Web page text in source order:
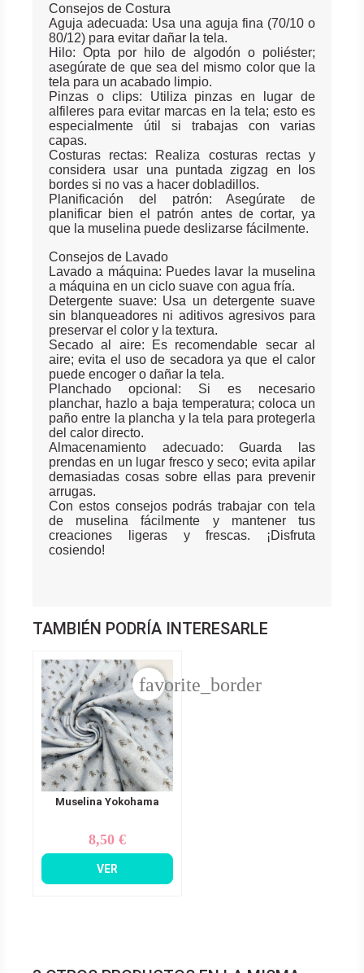
Consejos de Costura
Aguja adecuada: Usa una aguja fina (70/10 o
80/12) para evitar dañar la tela.
Hilo: Opta por hilo de algodón o poliéster;
asegúrate de que sea del mismo color que la
tela para un acabado limpio.
Pinzas o clips: Utiliza pinzas en lugar de
alfileres para evitar marcas en la tela; esto es
especialmente útil si trabajas con varias
capas.
Costuras rectas: Realiza costuras rectas y
considera usar una puntada zigzag en los
bordes si no vas a hacer dobladillos.
Planificación del patrón: Asegúrate de
planificar bien el patrón antes de cortar, ya
que la muselina puede deslizarse fácilmente.
Consejos de Lavado
Lavado a máquina: Puedes lavar la muselina
a máquina en un ciclo suave con agua fría.
Detergente suave: Usa un detergente suave
sin blanqueadores ni aditivos agresivos para
preservar el color y la textura.
Secado al aire: Es recomendable secar al
aire; evita el uso de secadora ya que el calor
puede encoger o dañar la tela.
Planchado opcional: Si es necesario
planchar, hazlo a baja temperatura; coloca un
paño entre la plancha y la tela para protegerla
del calor directo.
Almacenamiento adecuado: Guarda las
prendas en un lugar fresco y seco; evita apilar
demasiadas cosas sobre ellas para prevenir
arrugas.
Con estos consejos podrás trabajar con tela
de muselina fácilmente y mantener tus
creaciones ligeras y frescas. ¡Disfruta
cosiendo!
TAMBIÉN PODRÍA INTERESARLE
Muselina Yokohama
Precio
8,50 €
VER
favorite_border